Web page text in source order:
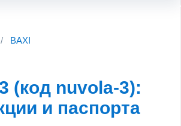
/ BAXI
(код nuvola-3):
и паспорта